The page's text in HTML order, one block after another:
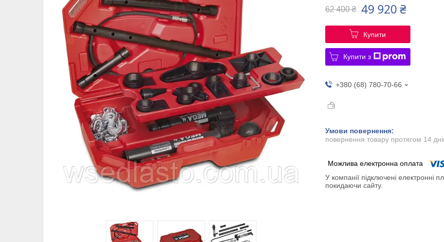
62 400 ₴ 49 920 ₴
Купити
Купити з
+380 (68) 780-70-66
повернення товару протягом 14
У компанії підключені електронні
покидаючи сайту.